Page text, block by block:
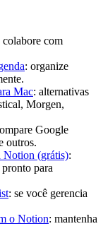
colabore com
: organize
Mac: alternativas
Morgen,
Google
outros.
Notion (grátis):
para
: se você gerencia
o Notion: mantenha